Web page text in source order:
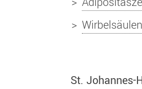
​St. Johannes-